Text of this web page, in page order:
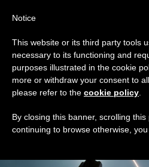
TAG
Posts
ULTIME NOTIZIE
Notice
This website or its third party tools
necessary to its functioning and
purposes illustrated in the cookie
more or withdraw your consent to
please refer to the cookie policy
By closing this banner, scrolling
continuing to browse otherwise,